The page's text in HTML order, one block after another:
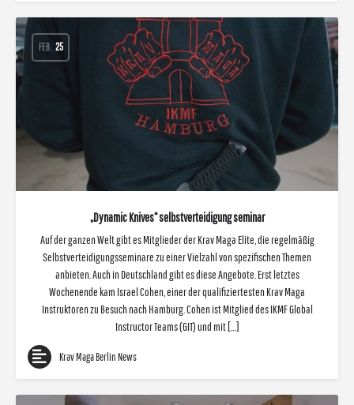
FEB. 25
„Dynamic Knives“ selbstverteidigung seminar
Auf der ganzen Welt gibt es Mitglieder der Krav Maga Elite, die regelmäßig
Selbstverteidigungsseminare zu einer Vielzahl von spezifischen Themen
anbieten. Auch in Deutschland gibt es diese Angebote. Erst letztes
Wochenende kam Israel Cohen, einer der qualifiziertesten Krav Maga
Instruktoren zu Besuch nach Hamburg. Cohen ist Mitglied des IKMF Global
Instructor Teams (GIT) und mit […]
Krav Maga Berlin News